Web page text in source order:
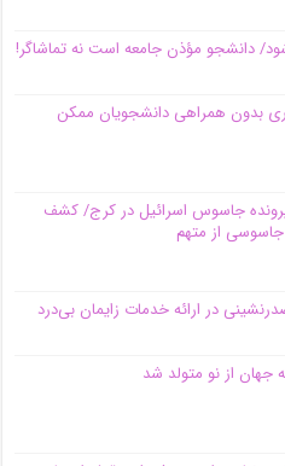
دانشجو مؤذن جامعه است نه تماشاگر!
بدون همراهی دانشجویان ممکن
جاسوس اسرائیل در کرج/‌ کشف
از متهم
جهان از نو متولد شد